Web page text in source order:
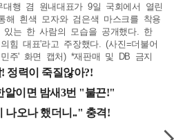
행 겸 원내대표가 9일 국회에서 열린
해 흰색 모자와 검은색 마스크를 착용
는 한 사람의 모습을 공개했다. 한
힘 대표'라고 주장했다. (사진=더불어
주' 화면 캡처) *재판매 및 DB 금지